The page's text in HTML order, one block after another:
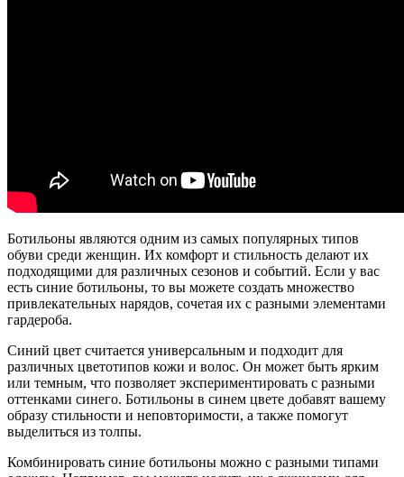
Ботильоны являются одним из самых популярных типов
обуви среди женщин. Их комфорт и стильность делают их
подходящими для различных сезонов и событий. Если у вас
есть синие ботильоны, то вы можете создать множество
привлекательных нарядов, сочетая их с разными элементами
гардероба.
Синий цвет считается универсальным и подходит для
различных цветотипов кожи и волос. Он может быть ярким
или темным, что позволяет экспериментировать с разными
оттенками синего. Ботильоны в синем цвете добавят вашему
образу стильности и неповторимости, а также помогут
выделиться из толпы.
Комбинировать синие ботильоны можно с разными типами